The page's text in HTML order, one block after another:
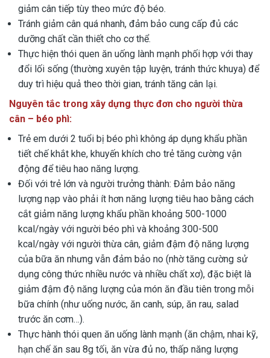
giảm cân tiếp tùy theo mức độ béo.
Tránh giảm cân quá nhanh, đảm bảo cung cấp đủ các
dưỡng chất cần thiết cho cơ thể.
Thực hiện thói quen ăn uống lành mạnh phối hợp với thay
đổi lối sống (thường xuyên tập luyện, tránh thức khuya) để
duy trì hiệu quả theo thời gian, tránh tăng cân lại.
Nguyên tắc trong xây dựng thực đơn cho người thừa
cân – béo phì:
Trẻ em dưới 2 tuổi bị béo phì không áp dụng khẩu phần
tiết chế khắt khe, khuyến khích cho trẻ tăng cường vận
động để tiêu hao năng lượng.
Đối với trẻ lớn và người trưởng thành: Đảm bảo năng
lượng nạp vào phải ít hơn năng lượng tiêu hao bằng cách
cắt giảm năng lượng khẩu phần khoảng 500-1000
kcal/ngày với người béo phì và khoảng 300-500
kcal/ngày với người thừa cân, giảm đậm độ năng lượng
của bữa ăn nhưng vẫn đảm bảo no (nhờ tăng cường sử
dụng công thức nhiều nước và nhiều chất xơ), đặc biệt là
giảm đậm độ năng lượng của món ăn đầu tiên trong mỗi
bữa chính (như uống nước, ăn canh, súp, ăn rau, salad
trước ăn cơm…).
Thực hành thói quen ăn uống lành mạnh (ăn chậm, nhai kỹ,
hạn chế ăn sau 8g tối, ăn vừa đủ no, thấp năng lượng